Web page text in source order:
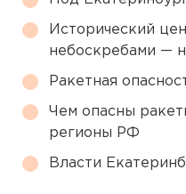
Исторический
небоскребами —
Ракетная
Чем опасны
регионы РФ
Власти